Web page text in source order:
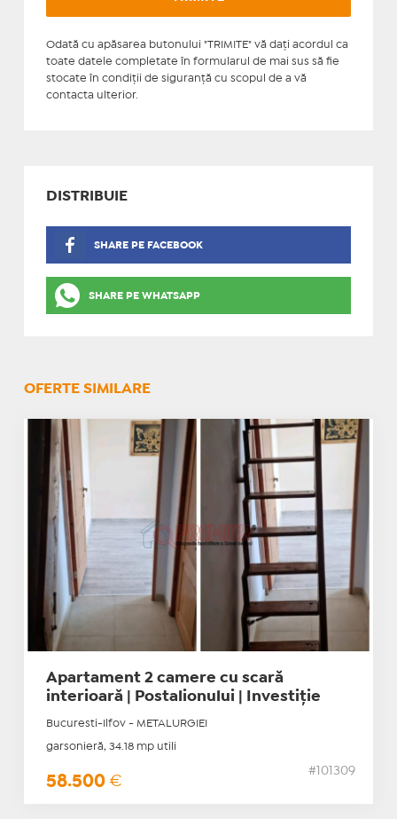
Odată cu apăsarea butonului "TRIMITE" vă daţi acordul ca
toate datele completate în formularul de mai sus să fie
stocate în condiţii de siguranţă cu scopul de a vă
contacta ulterior.
DISTRIBUIE
SHARE PE FACEBOOK
SHARE PE WHATSAPP
OFERTE SIMILARE
Apartament 2 camere cu scară
interioară | Postalionului | Investiție
Bucuresti-Ilfov - METALURGIEI
garsonieră, 34.18 mp utili
58.500 €
#101309